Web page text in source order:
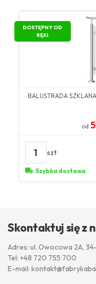
DOSTĘPNY OD
RĘKI
BALUSTRADA
od
1 szt
Szybka dostawa
Skontaktuj się z
Adres: ul. Owocowa 2A,
Tel: +48 720 755 700
E-mail: